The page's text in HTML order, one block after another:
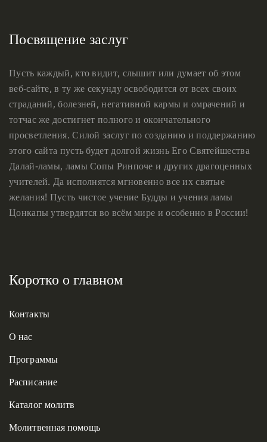
Посвящение заслуг
Пусть каждый, кто видит, слышит или думает об этом
веб-сайте, в ту же секунду освободится от всех своих
страданий, болезней, негативной кармы и омрачений и
тотчас же достигнет полного и окончательного
просветления. Силой заслуг по созданию и поддержанию
этого сайта пусть будет долгой жизнь Его Святейшества
Далай-ламы, ламы Сопы Ринпоче и других драгоценных
учителей. Да исполнятся мгновенно все их святые
желания! Пусть чистое учение Будды и учения ламы
Цонкапы утвердятся во всём мире и особенно в России!
Коротко о главном
Контакты
О нас
Программы
Расписание
Каталог молитв
Молитвенная помощь